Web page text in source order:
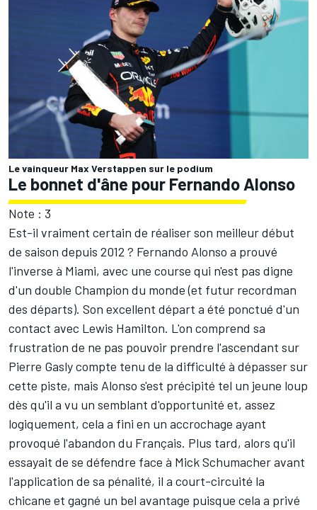
Le vainqueur Max Verstappen sur le podium
Le bonnet d'âne pour Fernando Alonso
Note : 3
Est-il vraiment certain de réaliser son meilleur début
de saison depuis 2012 ? Fernando Alonso a prouvé
l'inverse à Miami, avec une course qui n'est pas digne
d'un double Champion du monde (et futur recordman
des départs). Son excellent départ a été ponctué d'un
contact avec Lewis Hamilton. L'on comprend sa
frustration de ne pas pouvoir prendre l'ascendant sur
Pierre Gasly compte tenu de la difficulté à dépasser sur
cette piste, mais Alonso s'est précipité tel un jeune loup
dès qu'il a vu un semblant d'opportunité et, assez
logiquement, cela a fini en un accrochage ayant
provoqué l'abandon du Français. Plus tard, alors qu'il
essayait de se défendre face à Mick Schumacher avant
l'application de sa pénalité, il a court-circuité la
chicane et gagné un bel avantage puisque cela a privé